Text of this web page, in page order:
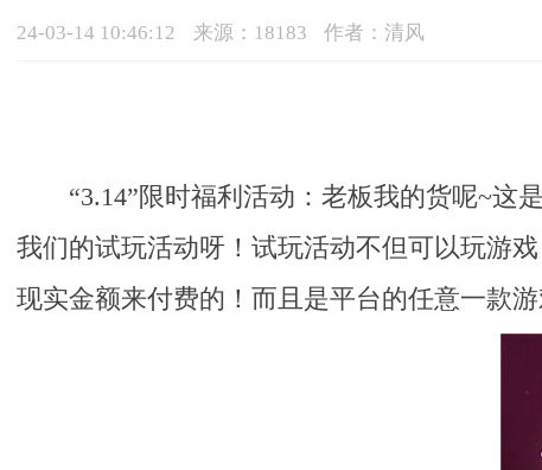
24-03-14 10:46:12 来源：18183 作者：清风
“3.14”限时福利活动：老板我的货呢~
我们的试玩活动呀！试玩活动不但可以玩游
现实金额来付费的！而且是平台的任意一款